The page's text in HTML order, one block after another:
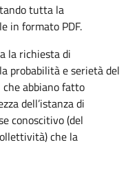
tutta la
in formato PDF.
la richiesta di
probabilità e serietà del
abbiano fatto
dell’istanza di
conoscitivo (del
che la